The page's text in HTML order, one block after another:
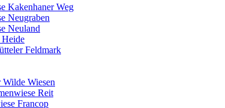
Kakenhaner Weg
Neugraben
Neuland
Heide
Feldmark
Wilde Wiesen
Reit
Francop